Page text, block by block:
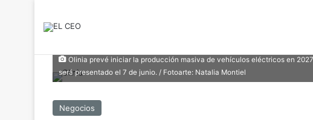
Olinia prevé iniciar la producción masiva de vehículos eléctricos en
será presentado el 7 de junio. / Fotoarte: Natalia Montiel
Negocios